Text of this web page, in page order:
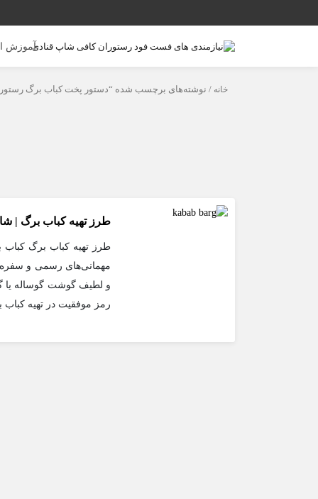
آموزش
خانه / نوشته‌های برچسب شده “دستور پخت کباب برگ
طرز تهیه کباب برگ |
طرز تهیه کباب برگ
مهمانی‌های رسمی و
و لطیف گوشت گوساله یا
رمز موفقیت در تهیه